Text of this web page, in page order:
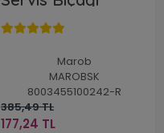
Marob
MAROBSK
8003455100242-R
385,49 TL
177,24 TL